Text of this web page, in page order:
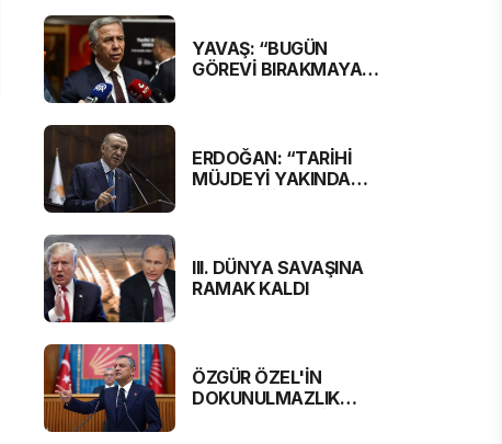
YAVAŞ: “BUGÜN
GÖREVİ BIRAKMAYA
ERDOĞAN: “TARİHİ
MÜJDEYİ YAKINDA
III. DÜNYA SAVAŞINA
RAMAK KALDI
ÖZGÜR ÖZEL'İN
DOKUNULMAZLIK